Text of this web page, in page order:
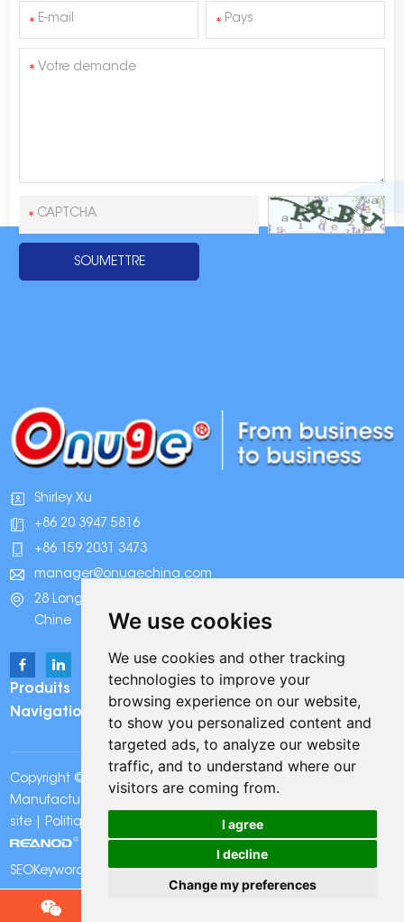
We use cookies
We use cookies and other tracking
technologies to improve your
browsing experience on our website,
to show you personalized content and
targeted ads, to analyze our website
traffic, and to understand where our
visitors are coming from.
I agree
I decline
Change my preferences
Shirley Xu
+86 20 3947 5816
+86 159 2031 3473
manager@onugechina.com
28 Longhai Road, parc industriel Xinhua, Guangzhou,
Chine
Produits
Navigation
Copyright © Onuge Personal Care (Guangdong)
Manufacturer Group Co., LTD. Tous droits réservés |
site
Politique de confidentialité | Assistance technique:
SEOKeywords: Bandes de blanchiment des dents Onuge